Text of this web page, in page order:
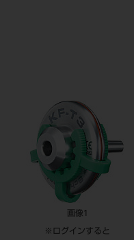
画像1
※ログインすると